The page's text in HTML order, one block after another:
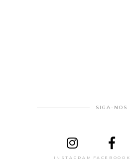
SIGA-NOS
INSTAGRAM FACEBOOOK